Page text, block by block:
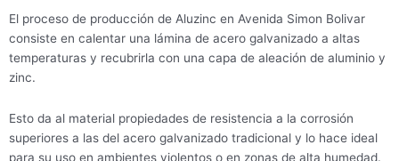
El proceso de producción de Aluzinc en Avenida Simon Bolivar
consiste en calentar una lámina de acero galvanizado a altas
temperaturas y recubrirla con una capa de aleación de aluminio y
zinc.
Esto da al material propiedades de resistencia a la corrosión
superiores a las del acero galvanizado tradicional y lo hace ideal
para su uso en ambientes violentos o en zonas de alta humedad.